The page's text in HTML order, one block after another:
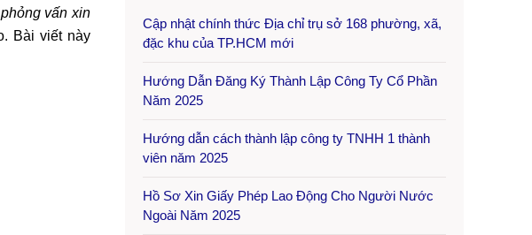
phỏng vấn xin
Bài viết này
Cập nhật chính thức Địa chỉ trụ sở 168 phường, xã,
đặc khu của TP.HCM mới
Hướng Dẫn Đăng Ký Thành Lập Công Ty Cổ Phần
Năm 2025
Hướng dẫn cách thành lập công ty TNHH 1 thành
viên năm 2025
Hồ Sơ Xin Giấy Phép Lao Động Cho Người Nước
Ngoài Năm 2025